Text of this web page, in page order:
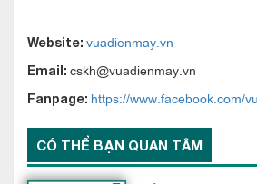
Website: vuadienmay.vn
Email: cskh@vuadienmay.vn
Fanpage: https://www.facebook.com/
CÓ THỂ BẠN QUAN TÂM